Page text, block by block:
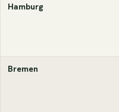
Hamburg
Bremen